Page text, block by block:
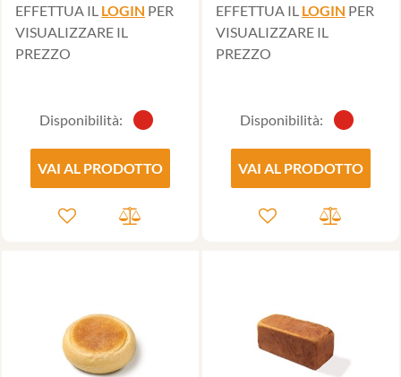
EFFETTUA IL LOGIN PER
VISUALIZZARE IL
PREZZO
Disponibilità:
VAI AL PRODOTTO
EFFETTUA IL LOGIN PER
VISUALIZZARE IL
PREZZO
Disponibilità:
VAI AL PRODOTTO